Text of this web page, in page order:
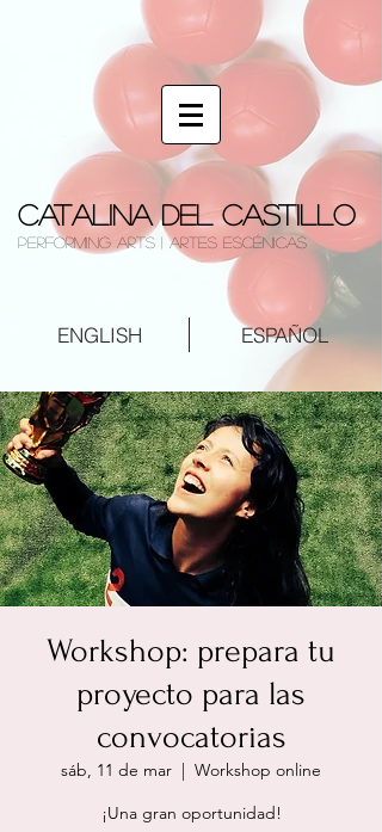
Catalina Del Castillo
performing arts | artes escénicas
ENGLISH ESPAÑOL
Workshop: prepara tu
proyecto para las
convocatorias
sáb, 11 de mar
  |
Workshop online
¡Una gran oportunidad!